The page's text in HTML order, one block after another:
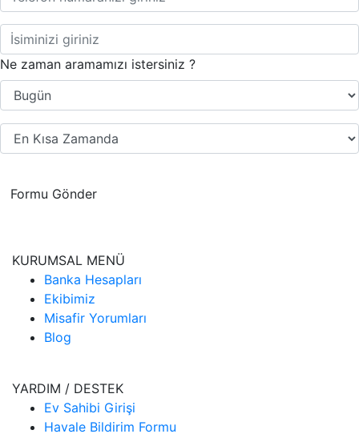
Ne zaman aramamızı istersiniz ?
Formu Gönder
KURUMSAL MENÜ
Banka Hesapları
Ekibimiz
Misafir Yorumları
Blog
YARDIM / DESTEK
Ev Sahibi Girişi
Havale Bildirim Formu